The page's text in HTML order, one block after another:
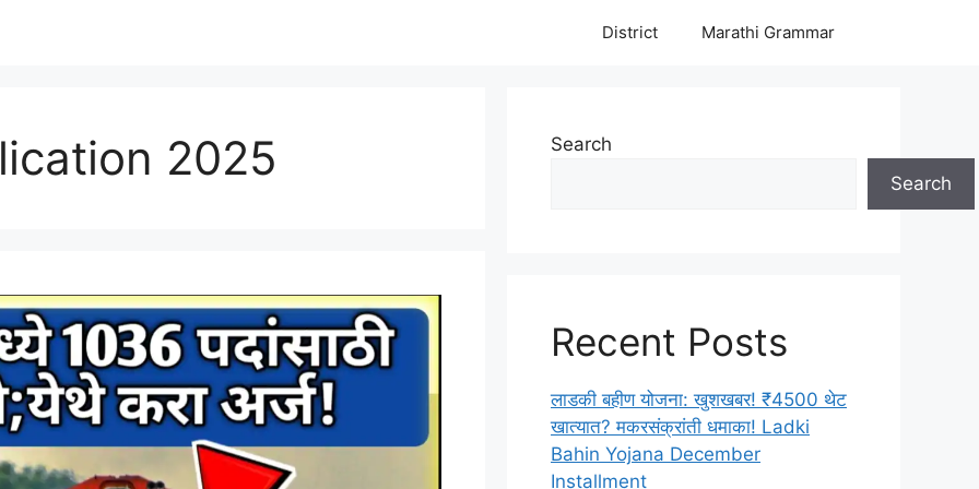
District Marathi Grammar
2025
Search
Search
Recent Posts
लाडकी बहीण योजना: खुशखबर! ₹4500 थेट
खात्यात? मकरसंक्रांती धमाका! Ladki
Bahin Yojana December
Installment